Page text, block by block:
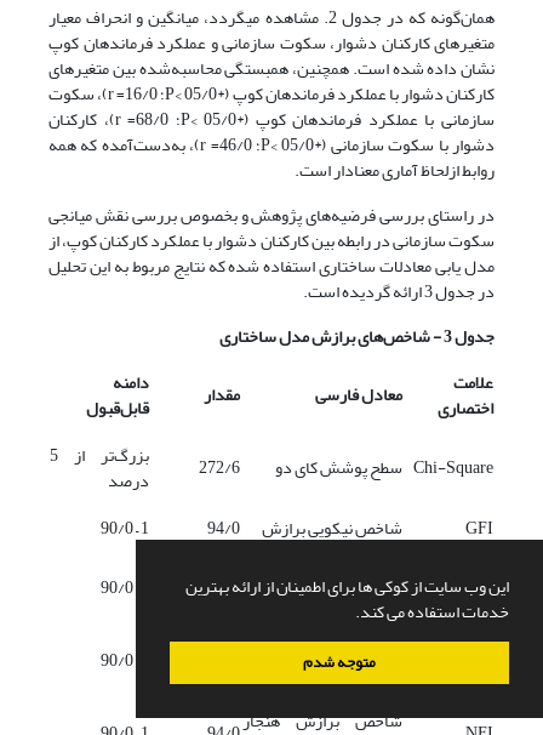
این وب سایت از کوکی ها برای اطمینان از ارائه بهترین
خدمات استفاده می کند.
متوجه شدم
همان‌گونه که در جدول 2. مشاهده می­گردد، میانگین و انحراف معیار
متغیرهای کارکنان دشوار، سکوت سازمانی و عملکرد فرماندهان کوپ
نشان داده شده است. همچنین، همبستگی محاسبه‌شده بین متغیرهای
کارکنان دشوار با عملکرد فرماندهان کوپ (*05/0 >P؛ 16/0= r)، سکوت
سازمانی با عملکرد فرماندهان کوپ (*05/0 >P؛ 68/0= r)، کارکنان
دشوار با سکوت سازمانی (*05/0 >P؛ 46/0= r)، به‌دست‌آمده که همه
روابط ازلحاظ آماری معنادار است.
در راستای بررسی فرضیه‌های پژوهش و بخصوص بررسی نقش میانجی
سکوت سازمانی در رابطه بین کارکنان دشوار با عملکرد کارکنان کوپ، از
مدل یابی معادلات ساختاری استفاده شده که نتایج مربوط به این تحلیل
در جدول 3 ارائه گردیده است.
جدول 3 - شاخص‌های برازش مدل ساختاری
علامت
اختصاری معادل فارسی مقدار دامنه
قابل‌قبول
Chi-Square سطح پوشش کای دو 272/6 بزرگ‌تر از 5
درصد
GFI
شاخص نیکویی برازش 94/0
1 – 90/0
AGFI
شاخص نیکویی برازش
تعدیل شده 96/0
شاخص برازش هنجار
نشده
شاخص برازش هنجار